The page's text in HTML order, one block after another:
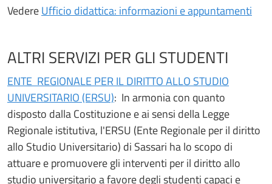
VedereUfficio didattica: informazioni e appuntamenti
ALTRI SERVIZI PER GLI STUDENTI
ENTE REGIONALE PER IL DIRITTO ALLO STUDIO
UNIVERSITARIO (ERSU): In armonia con quanto
disposto dalla Costituzione e ai sensi della Legge
Regionale istitutiva, l'ERSU (Ente Regionale per il diritto
allo Studio Universitario) di Sassari ha lo scopo di
attuare e promuovere gli interventi per il diritto allo
studio universitario a favore degli studenti capaci e